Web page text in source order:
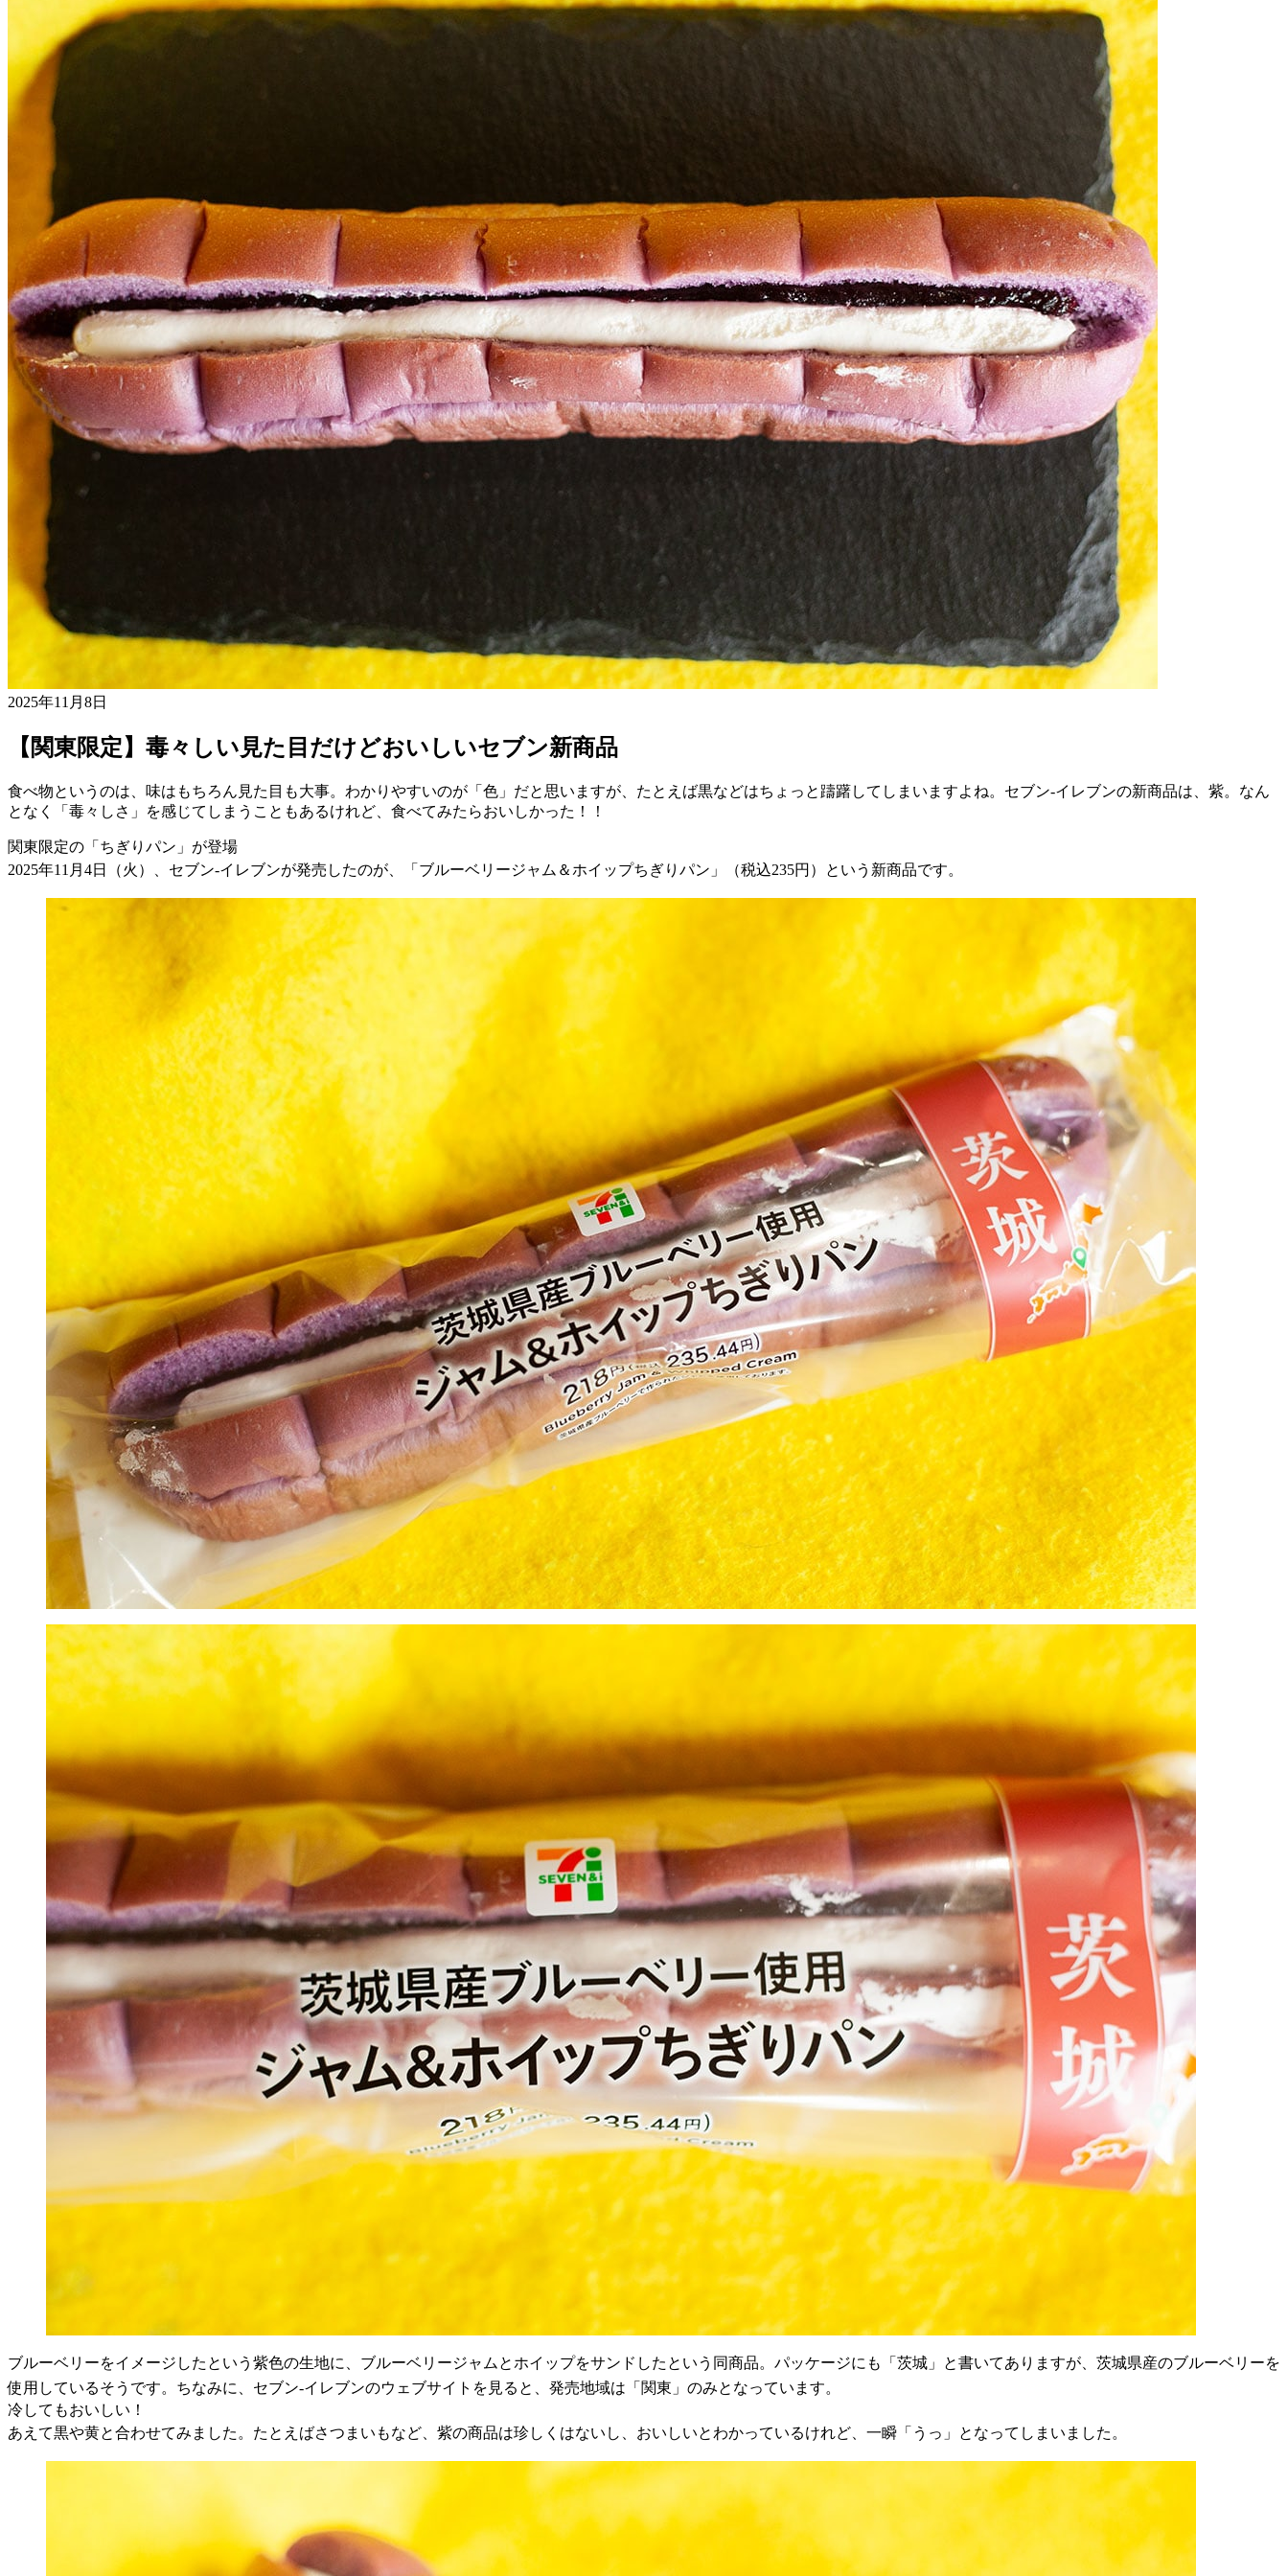
2025年11月8日
【関東限定】毒々しい見た目だけどおいしいセブン新商品
食べ物というのは、味はもちろん見た目も大事。わかりやすいのが「色」だと思いますが、たとえば黒などはちょっと躊躇してしまいますよね。セブン-イレブンの新商品は、紫。なん
となく「毒々しさ」を感じてしまうこともあるけれど、食べてみたらおいしかった！！
関東限定の「ちぎりパン」が登場
2025年11 月 4日（火）、セブン-イレブンが発売したのが、「ブルーベリージャム＆ホイップちぎりパン」（税込235円）という新商品です。
ブルーベリーをイメージしたという紫色の生地に、ブルーベリージャムとホイップをサンドしたという同商品。パッケージにも「茨城」と書いてありますが、茨城県産のブルーベリーを
使用しているそうです。ちなみに、セブン-イレブンのウェブサイトを見ると、発売地域は「関東」のみとなっています。
冷してもおいしい！
あえて黒や黄と合わせてみました。たとえばさつまいもなど、紫の商品は珍しくはないし、おいしいとわかっているけれど、一瞬「うっ」となってしまいました。